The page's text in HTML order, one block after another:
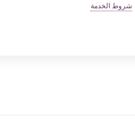
شروط الخدمة